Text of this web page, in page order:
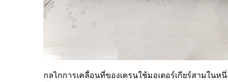
กลไกการเคลื่อนที่ของเครนใช้มอเตอร์เกียร์สามในห